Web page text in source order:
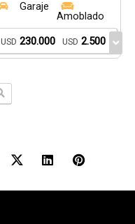
Garaje
Amoblado
USD 230.000 USD 2.500